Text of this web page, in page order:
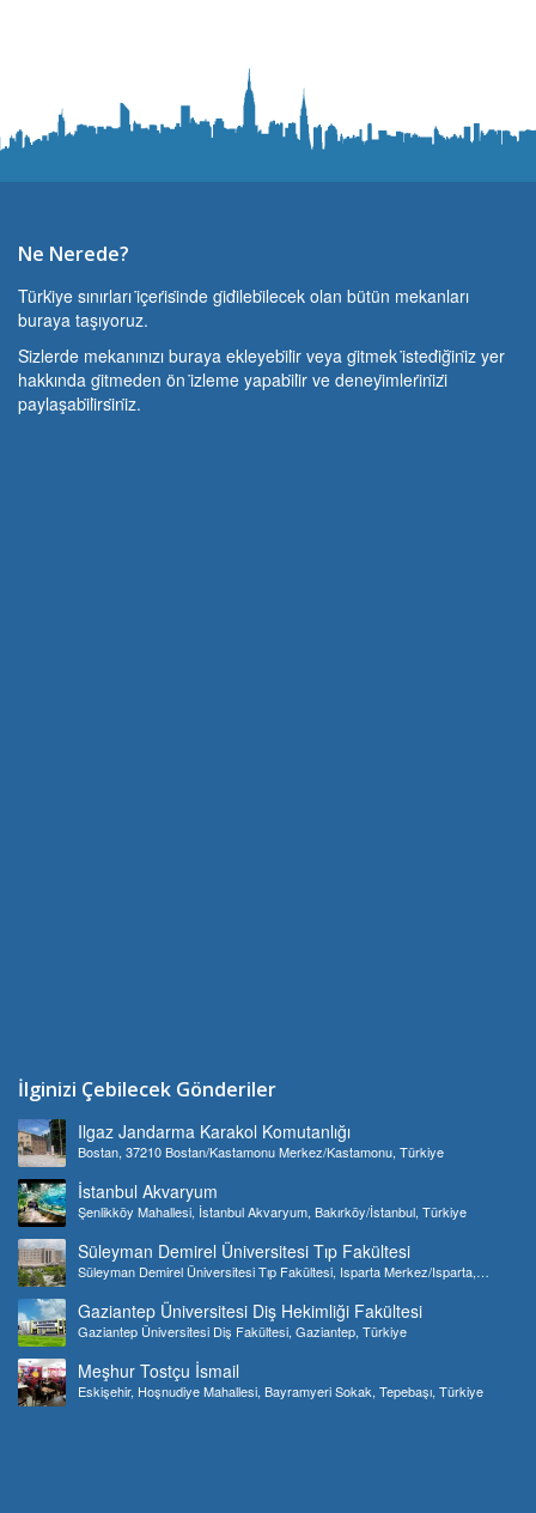
Ne Nerede?
Türki̇ye sınırları i̇çeri̇si̇nde gi̇di̇lebi̇lecek olan bütün mekanları
buraya taşıyoruz.
Si̇zlerde mekanınızı buraya ekleyebi̇li̇r veya gi̇tmek i̇stedi̇ği̇ni̇z yer
hakkında gi̇tmeden ön i̇zleme yapabi̇li̇r ve deneyi̇mleri̇ni̇zi̇
paylaşabi̇li̇rsi̇ni̇z.
İlginizi Çebilecek Gönderiler
Ilgaz Jandarma Karakol Komutanlığı
Bostan, 37210 Bostan/Kastamonu Merkez/Kastamonu, Türkiye
İstanbul Akvaryum
Şenlikköy Mahallesi, İstanbul Akvaryum, Bakırköy/İstanbul, Türkiye
Süleyman Demirel Üniversitesi Tıp Fakültesi
Süleyman Demirel Üniversitesi Tıp Fakültesi, Isparta Merkez/Isparta,
Gaziantep Üniversitesi Diş Hekimliği Fakültesi
Gaziantep Üniversitesi Diş Fakültesi, Gaziantep, Türkiye
Meşhur Tostçu İsmail
Eskişehir, Hoşnudiye Mahallesi, Bayramyeri Sokak, Tepebaşı, Türkiye